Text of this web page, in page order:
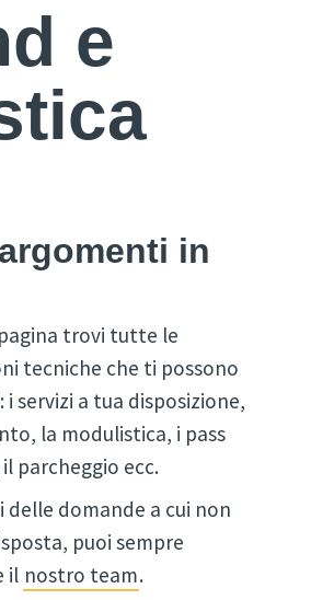
e
in
trovi tutte le
tecniche che ti possono
i servizi a tua disposizione,
la modulistica, i pass
parcheggio ecc.
delle domande a cui non
puoi sempre
il nostro team.